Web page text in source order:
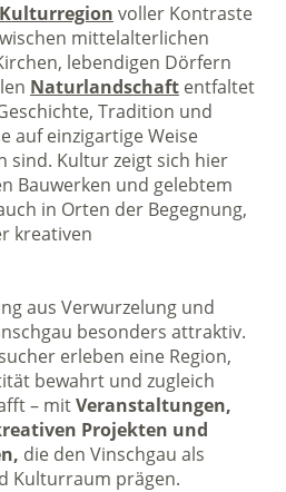
Kulturregion voller Kontraste
mittelalterlichen
lebendigen Dörfern
Naturlandschaftentfaltet
Tradition und
auf einzigartige Weise
sind. Kultur zeigt sich hier
Bauwerken und gelebtem
in Orten der Begegnung,
kreativen
aus Verwurzelung und
besonders attraktiv.
erleben eine Region,
bewahrt und zugleich
– mitVeranstaltungen,
Projekten und
die den Vinschgau als
Kulturraum prägen.